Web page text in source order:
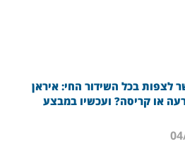
לצפות בכל השידור החי: איראן
או קריסה? ועכשיו במבצע